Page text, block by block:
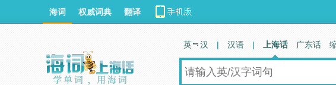
海词 权威词典 翻译
英 汉 | 汉语 | 上海话 广东话